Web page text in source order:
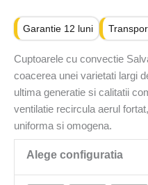
Garantie 12 luni
Cuptoarele cu convectie
coacerea unei varietati largi
ultima generatie si calitatii
ventilatie recircula aerul
uniforma si omogena.